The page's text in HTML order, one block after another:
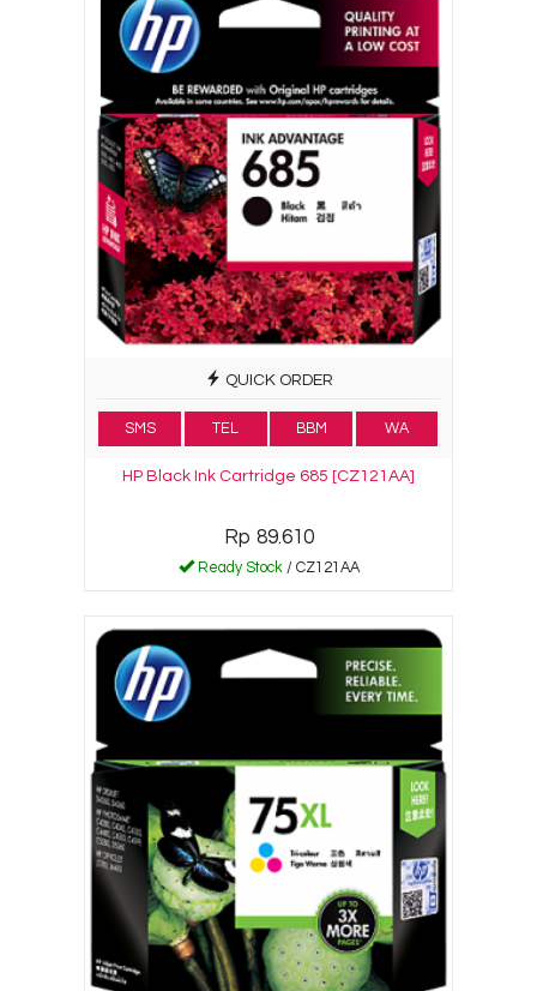
QUICK ORDER
SMS TEL BBM WA
HP Black Ink Cartridge 685 [CZ121AA]
Rp 89.610
Ready Stock/ CZ121AA